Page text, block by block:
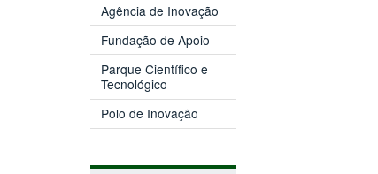
Agência de Inovação
em
janela)
Fundação de Apoio
em
Parque Científico e
Tecnológico
em
nova
janela)
Polo de Inovação
em